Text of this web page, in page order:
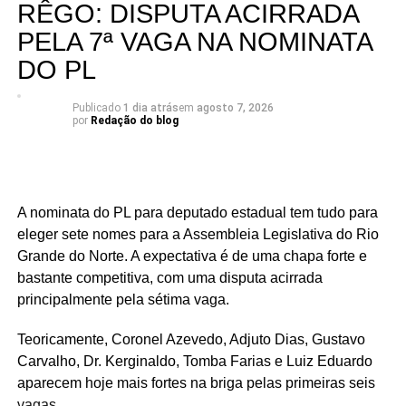
briga interna do União Progressista promete ser uma das
mais interessantes da eleição para a Assembleia
Legislativa em 2026.
RÊGO: DISPUTA ACIRRADA
PELA 7ª VAGA NA NOMINATA
DO PL
Publicado 1 dia atrásem agosto 7, 2026
por Redação do blog
A nominata do PL para deputado estadual tem tudo para
eleger sete nomes para a Assembleia Legislativa do Rio
Grande do Norte. A expectativa é de uma chapa forte e
bastante competitiva, com uma disputa acirrada
principalmente pela sétima vaga.
Teoricamente, Coronel Azevedo, Adjuto Dias, Gustavo
Carvalho, Dr. Kerginaldo, Tomba Farias e Luiz Eduardo
aparecem hoje mais fortes na briga pelas primeiras seis